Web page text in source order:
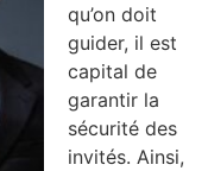
qu’on doit
guider, il est
capital de
garantir la
sécurité des
invités. Ainsi,